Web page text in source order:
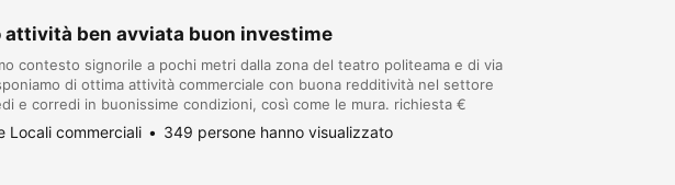
attività ben avviata buon investime
contesto signorile a pochi metri dalla zona del teatro politeama e di via
di ottima attività commerciale con buona redditività nel settore
e corredi in buonissime condizioni, così come le mura. richiesta €
Locali commerciali 349 persone hanno visualizzato